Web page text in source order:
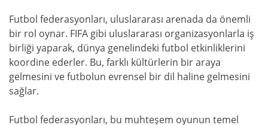
Futbol federasyonları, uluslararası arenada da önemli
bir rol oynar. FIFA gibi uluslararası organizasyonlarla iş
birliği yaparak, dünya genelindeki futbol etkinliklerini
koordine ederler. Bu, farklı kültürlerin bir araya
gelmesini ve futbolun evrensel bir dil haline gelmesini
sağlar.
Futbol federasyonları, bu muhteşem oyunun temel